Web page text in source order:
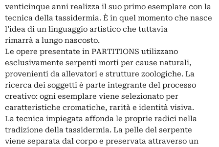
venticinque anni realizza il suo primo esemplare con la
tecnica della tassidermia. È in quel momento che nasce
l’idea di un linguaggio artistico che tuttavia
rimarrà a lungo nascosto.
Le opere presentate in PARTITIONS utilizzano
esclusivamente serpenti morti per cause naturali,
provenienti da allevatori e strutture zoologiche. La
ricerca dei soggetti è parte integrante del processo
creativo: ogni esemplare viene selezionato per
caratteristiche cromatiche, rarità e identità visiva.
La tecnica impiegata affonda le proprie radici nella
tradizione della tassidermia. La pelle del serpente
viene separata dal corpo e preservata attraverso un